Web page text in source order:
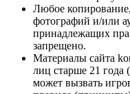
Любое
фотографий и/или
принадлежащих
запрещено.
Материалы сайта
лиц старше 21 года
может вызвать